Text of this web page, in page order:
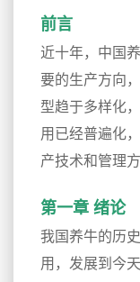
前言
近十年，中国
要的生产方向
型趋于多样化
用已经普遍化
产技术和管理
第一章 绪论
我国养牛的历
用，发展到今